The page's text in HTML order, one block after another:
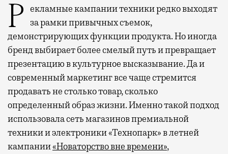
Рекламные кампании техники редко выходят
за рамки привычных съемок,
демонстрирующих функции продукта. Но иногда
бренд выбирает более смелый путь и превращает
презентацию в культурное высказывание. Да и
современный маркетинг все чаще стремится
продавать не столько товар, сколько
определенный образ жизни. Именно такой подход
использовала сеть магазинов премиальной
техники и электроники «Технопарк» в летней
кампании«Новаторство вне времени»,